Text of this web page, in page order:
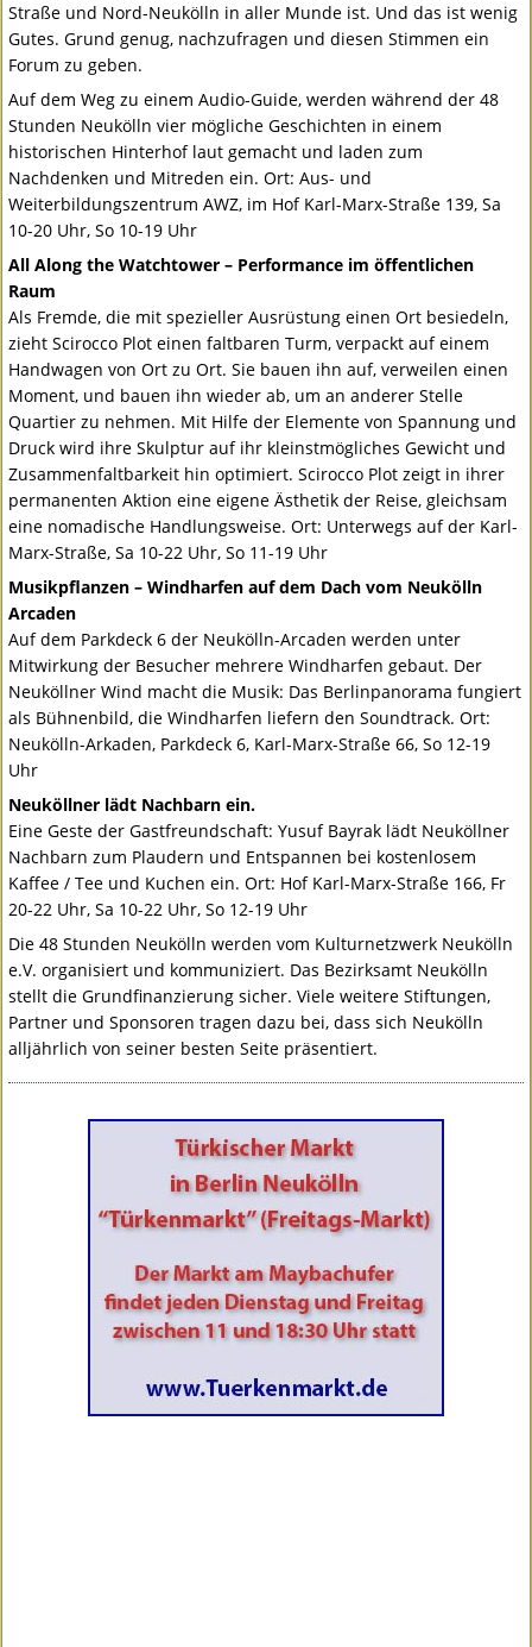
Straße und Nord-Neukölln in aller Munde ist. Und das ist wenig
Gutes. Grund genug, nachzufragen und diesen Stimmen ein
Forum zu geben.
Auf dem Weg zu einem Audio-Guide, werden während der 48
Stunden Neukölln vier mögliche Geschichten in einem
historischen Hinterhof laut gemacht und laden zum
Nachdenken und Mitreden ein. Ort: Aus- und
WeiterbildungszentrumAWZ, im Hof Karl-Marx-Straße 139, Sa
10-20 Uhr, So 10-19 Uhr
All Along the Watchtower – Performance im öffentlichen
Raum
Als Fremde, die mit spezieller Ausrüstung einen Ort besiedeln,
zieht Scirocco Plot einen faltbaren Turm, verpackt auf einem
Handwagen von Ort zu Ort. Sie bauen ihn auf, verweilen einen
Moment, und bauen ihn wieder ab, um an anderer Stelle
Quartier zu nehmen. Mit Hilfe der Elemente von Spannung und
Druck wird ihre Skulptur auf ihr kleinstmögliches Gewicht und
Zusammenfaltbarkeit hin optimiert. Scirocco Plot zeigt in ihrer
permanenten Aktion eine eigene Ästhetik der Reise, gleichsam
eine nomadische Handlungsweise. Ort: Unterwegs auf der Karl-
Marx-Straße, Sa 10-22 Uhr, So 11-19 Uhr
Musikpflanzen – Windharfen auf dem Dach vom Neukölln
Arcaden
Auf dem Parkdeck 6 der Neukölln-Arcaden werden unter
Mitwirkung der Besucher mehrere Windharfen gebaut. Der
Neuköllner Wind macht die Musik: Das Berlinpanorama fungiert
als Bühnenbild, die Windharfen liefern den Soundtrack. Ort:
Neukölln-Arkaden, Parkdeck 6, Karl-Marx-Straße 66, So 12-19
Uhr
Neuköllner lädt Nachbarn ein.
Eine Geste der Gastfreundschaft: Yusuf Bayrak lädt Neuköllner
Nachbarn zum Plaudern und Entspannen bei kostenlosem
Kaffee / Tee und Kuchen ein. Ort: Hof Karl-Marx-Straße 166, Fr
20-22 Uhr, Sa 10-22 Uhr, So 12-19 Uhr
Die 48 Stunden Neukölln werden vom Kulturnetzwerk Neukölln
e.V. organisiert und kommuniziert. Das Bezirksamt Neukölln
stellt die Grundfinanzierung sicher. Viele weitere Stiftungen,
Partner und Sponsoren tragen dazu bei, dass sich Neukölln
alljährlich von seiner besten Seite präsentiert.